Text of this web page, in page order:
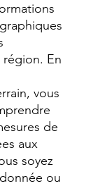
région. En
vous
de
aux
soyez
ou